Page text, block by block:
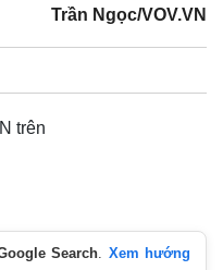
Trần Ngọc/VOV.VN
trên
Search. Xem hướng